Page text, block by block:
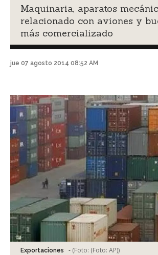
Maquinaria, aparatos
relacionado con aviones y
más comercializado
jue 07 agosto 2014 08:52 AM
Exportaciones - (Foto: (Foto: AP))